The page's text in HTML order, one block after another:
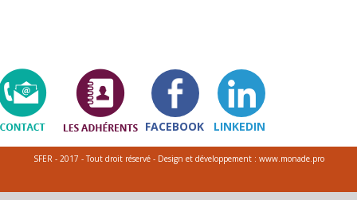
FACEBOOK LINKEDIN
SFER - 2017 - Tout droit réservé - Design et développement : www.monade.pro